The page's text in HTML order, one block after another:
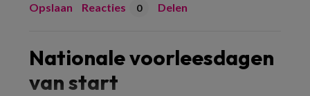
Opslaan Reacties 0 Delen
Nationale voorleesdagen
van start